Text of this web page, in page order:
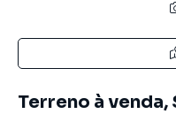
Terreno à